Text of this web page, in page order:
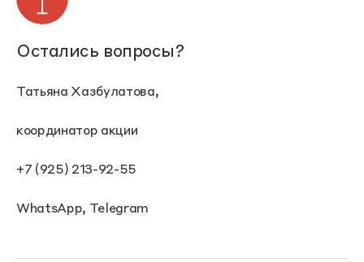
Остались вопросы?
Татьяна Хазбулатова,
координатор акции
+7 (925) 213-92-55
WhatsApp, Telegram